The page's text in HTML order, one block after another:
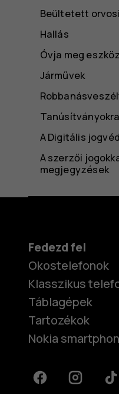
Beültetett
Hallás
Óvja meg
Járművek
A Digitális
A szerzői
megjegyzések
Fedezd fel
Okostelefonok
Klasszikus
Táblagépek
Tartozékok
Nokia
FacebookInstagram